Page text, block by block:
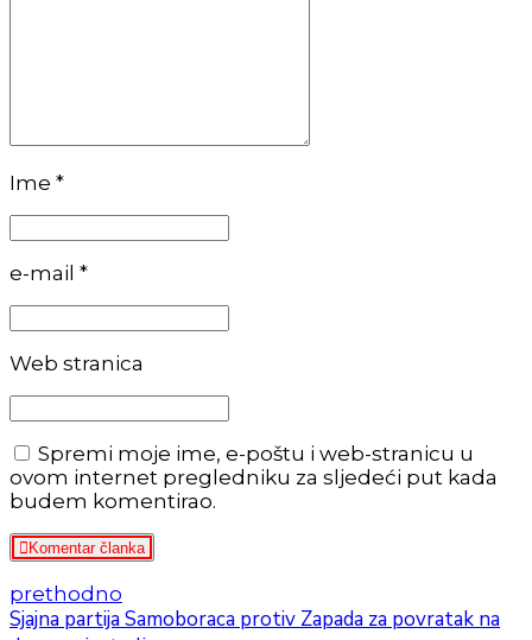
Ime *
e-mail *
Web stranica
Spremi moje ime, e-poštu i web-stranicu u
ovom internet pregledniku za sljedeći put kada
budem komentirao.
Komentar članka
prethodno
Sjajna partija Samoboraca protiv Zapada za povratak na